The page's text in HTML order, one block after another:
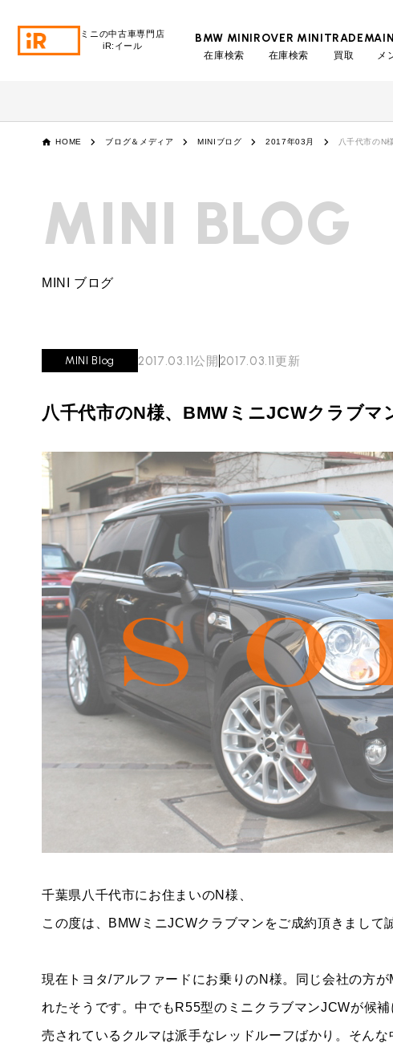
ミニの中古車専門店
iR:イール
BMW MINI
在庫検索
ROVER MINI
在庫検索
TRADE
買取
iRの買
メ
ROVER MINI ローバーミニ 在庫検索
TRADE
iRの買取が他社よりも高い理由
必要書類
BMWミニ買取査定依頼
ローバーミニ買取査定依頼
MAINTENANCE
最近の修理実績
TOP
MINI Blog
Part's Report パーツ販売のご案内
Movie 動画一覧
MINI KNOWLEDGE ミニナレッジ
TOP
BMWミニナレッジ
ローバーミニナレッジ
ABOUT iR iRについて
会社概要
スタッフ紹介
MAP
リクルート
RECRUIT 採用情報
お知らせ
お問い合わせ
BMW MINIサービス工場
HOME ブログ＆メディア MINIブログ 2017年03月 八千代市のN
MINI BLOG
MINI ブログ
MINI Blog 2017.03.11公開 2017.03.11更新
八千代市のN様、BMWミニJCWクラブマ
千葉県八千代市にお住まいのN様、
この度は、BMWミニJCWクラブマンをご成約頂きまして
現在トヨタ/アルファードにお乗りのN様。同じ会社の方
れたそうです。中でもR55型のミニクラブマンJCWが候
売されているクルマは派手なレッドルーフばかり。そん